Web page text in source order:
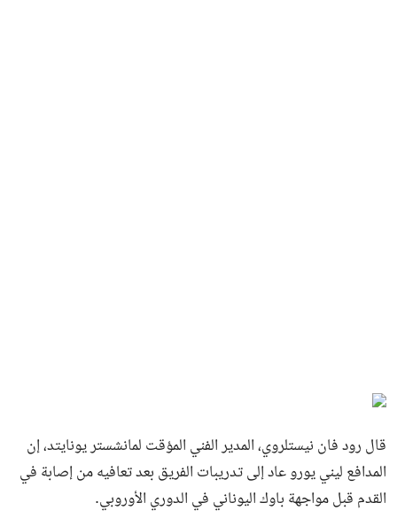
قال رود فان نيستلروي، المدير الفني المؤقت لمانشستر يونايتد، إن
المدافع ليني يورو عاد إلى تدريبات الفريق بعد تعافيه من إصابة في
القدم قبل مواجهة باوك اليوناني في الدوري الأوروبي.